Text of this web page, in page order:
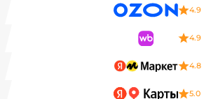
4.9
4.9
4.8
5.0